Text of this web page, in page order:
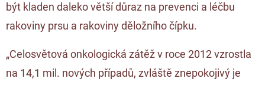
být kladen daleko větší důraz na prevenci a léčbu
rakoviny prsu a rakoviny děložního čípku.
„Celosvětová onkologická zátěž v roce 2012 vzrostla
na 14,1 mil. nových případů, zvláště znepokojivý je